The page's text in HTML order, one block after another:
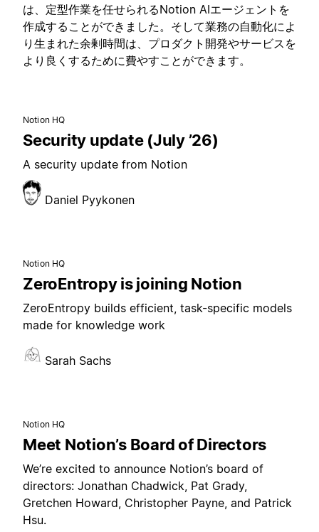
は、定型作業を任せられるNotion AIエージェントを
作成することができました。そして業務の自動化によ
り生まれた余剰時間は、プロダクト開発やサービスを
より良くするために費やすことができます。
Notion HQ
Security update (July ’26)
A security update from Notion
Daniel Pyykonen
Notion HQ
ZeroEntropy is joining Notion
ZeroEntropy builds efficient, task-specific models
made for knowledge work
Sarah Sachs
Notion HQ
Meet Notion’s Board of Directors
We’re excited to announce Notion’s board of
directors: Jonathan Chadwick, Pat Grady,
Gretchen Howard, Christopher Payne, and Patrick
Hsu.